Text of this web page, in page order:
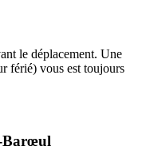
le déplacement. Une
férié) vous est toujours
Barœul